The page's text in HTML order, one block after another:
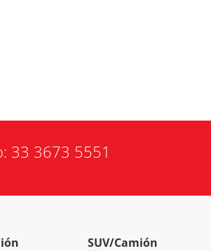
33 3673 5551
SUV/Camión